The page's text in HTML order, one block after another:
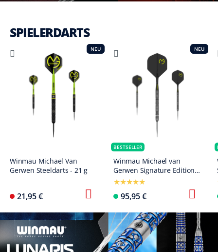
SPIELERDARTS
NEU
Winmau Michael Van
Gerwen Steeldarts - 21 g
21,95 €
NEU
BESTSELLER
Winmau Michael van
Gerwen Signature Edition
Switch Points Steeldarts
95,95 €